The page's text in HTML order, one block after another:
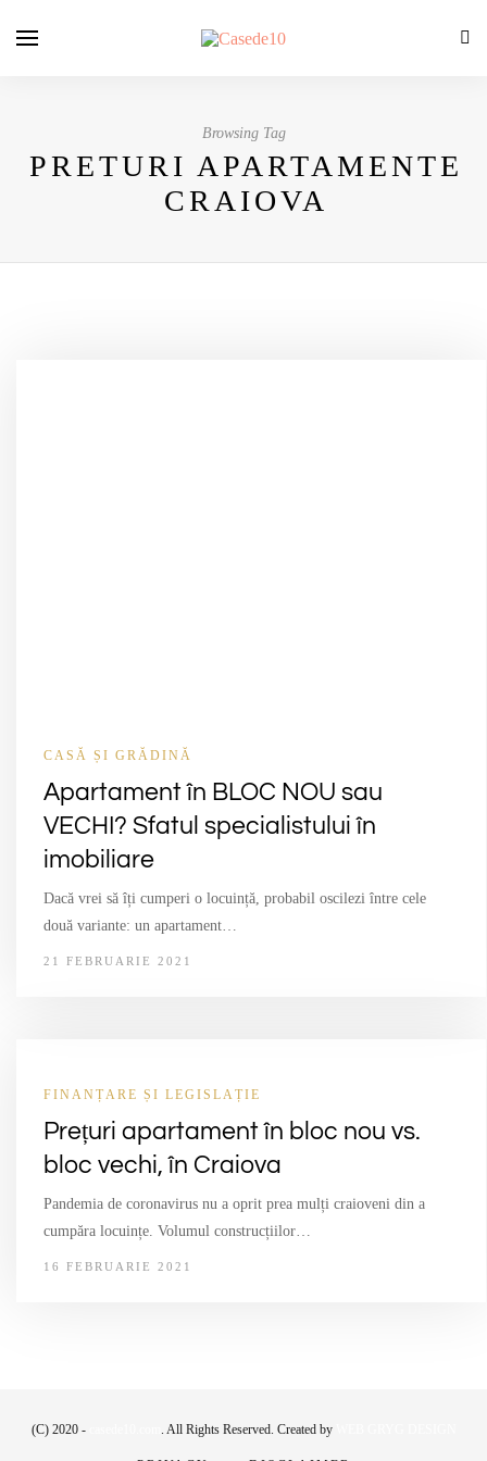
Browsing Tag
PRETURI APARTAMENTE
CRAIOVA
CASĂ ȘI GRĂDINĂ
Apartament în BLOC NOU sau
VECHI? Sfatul specialistului în
imobiliare
Dacă vrei să îți cumperi o locuință, probabil oscilezi între cele
două variante: un apartament…
21 FEBRUARIE 2021
FINANȚARE ȘI LEGISLAȚIE
Prețuri apartament în bloc nou vs.
bloc vechi, în Craiova
Pandemia de coronavirus nu a oprit prea mulți craioveni din a
cumpăra locuințe. Volumul construcțiilor…
16 FEBRUARIE 2021
(C) 2020 - . All Rights Reserved. Created by